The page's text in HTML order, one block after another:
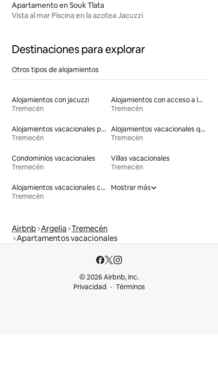
Apartamento en Souk Tlata
Vista al mar Piscina en la azotea Jacuzzi
Destinaciones para explorar
Otros tipos de alojamientos
Alojamientos con jacuzzi
Tremecén
Alojamientos con acceso a la playa
Tremecén
Alojamientos vacacionales para familias
Tremecén
Alojamientos vacacionales que admiten mascotas
Tremecén
Condominios vacacionales
Tremecén
Villas vacacionales
Tremecén
Alojamientos vacacionales con piscina
Tremecén
Mostrar más
Airbnb Argelia Tremecén
Apartamentos vacacionales
© 2026 Airbnb, Inc.
Privacidad
Términos